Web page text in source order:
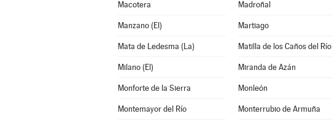
Macotera Madroñal
Manzano (El) Martiago
Mata de Ledesma (La) Matilla de los Caños del Río
Milano (El) Miranda de Azán
Monforte de la Sierra Monleón
Montemayor del Río Monterrubio de Armuña